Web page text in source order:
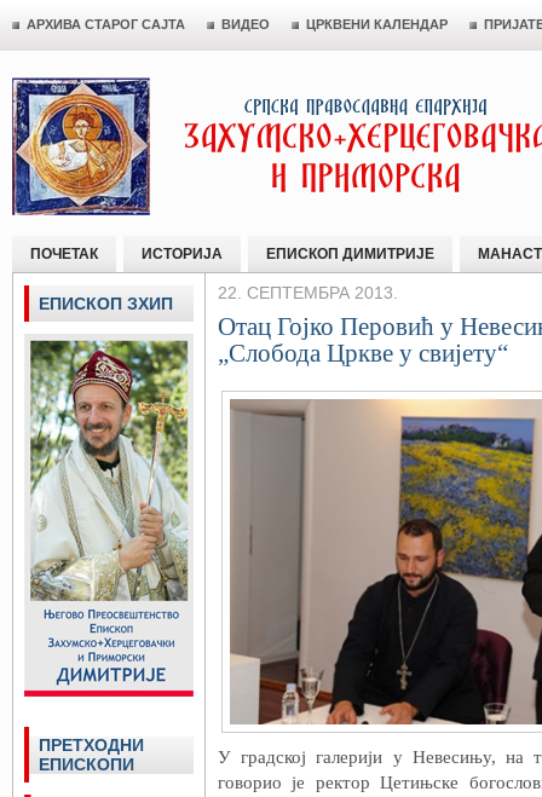
АРХИВА СТАРОГ САЈТА ВИДЕО ЦРКВЕНИ КАЛЕНДАР
ПОЧЕТАК ИСТОРИЈА ЕПИСКОП ДИМИТРИЈЕ
22. СЕПТЕМБРА 2013.
Отац Гојко Перовић у
„Слобода Цркве у свијету“
У градској галерији у Невесињу, на
говорио је ректор Цетињске
ЕПИСКОП ЗХИП
ПРЕТХОДНИ
ЕПИСКОПИ